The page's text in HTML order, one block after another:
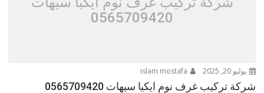
0565709420
يوليو 20, 2025
شركة تركيب غرف نوم ايكيا سيهات 0565709420